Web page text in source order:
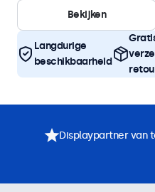
Bekijken
Langdurige
beschikbaarheid
Displaypartner van